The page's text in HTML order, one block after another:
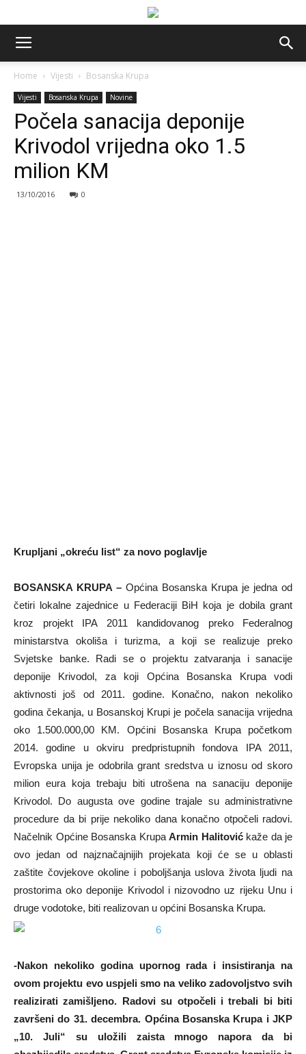
Home Vijesti Bosanska Krupa
Vijesti Bosanska Krupa Novine
Počela sanacija deponije
Krivodol vrijedna oko 1.5
milion KM
13/10/2016 0
Krupljani „okreću list“ za novo poglavlje
BOSANSKA KRUPA – Općina Bosanska Krupa je jedna od
četiri lokalne zajednice u Federaciji BiH koja je dobila grant
kroz projekt IPA 2011 kandidovanog preko Federalnog
ministarstva okoliša i turizma, a koji se realizuje preko
Svjetske banke. Radi se o projektu zatvaranja i sanacije
deponije Krivodol, za koji Općina Bosanska Krupa vodi
aktivnosti još od 2011. godine. Konačno, nakon nekoliko
godina čekanja, u Bosanskoj Krupi je počela sanacija vrijedna
oko 1.500.000,00 KM. Općini Bosanska Krupa početkom
2014. godine u okviru predpristupnih fondova IPA 2011,
Evropska unija je odobrila grant sredstva u iznosu od skoro
milion eura koja trebaju biti utrošena na sanaciju deponije
Krivodol. Do augusta ove godine trajale su administrativne
procedure da bi prije nekoliko dana konačno otpočeli radovi.
Načelnik Općine Bosanska Krupa Armin Halitovićkaže da je
ovo jedan od najznačajnijih projekata koji će se u oblasti
zaštite čovjekove okoline i poboljšanja uslova života ljudi na
prostorima oko deponije Krivodol i nizovodno uz rijeku Unu i
druge vodotoke, biti realizovan u općini Bosanska Krupa.
-Nakon nekoliko godina upornog rada i insistiranja na
ovom projektu evo uspjeli smo na veliko zadovoljstvo svih
realizirati zamišljeno. Radovi su otpočeli i trebali bi biti
završeni do 31. decembra. Općina Bosanska Krupa i JKP
„10. Juli“ su uložili zaista mnogo napora da bi